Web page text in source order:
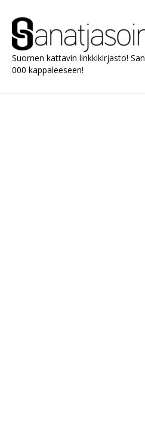
sisältöön
Suomen kattavin linkkikirjasto!
000 kappaleeseen!